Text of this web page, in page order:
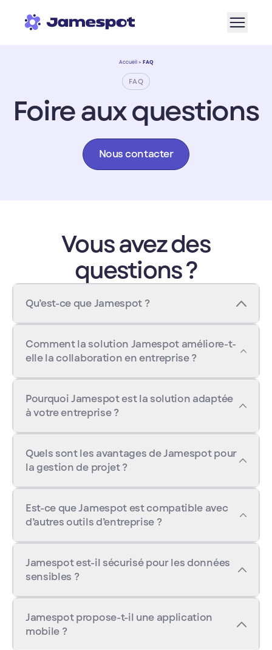
Accueil> FAQ
FAQ
Foire aux questions
Nous contacter
Vous avez des
questions ?
Qu’est-ce que Jamespot ?
Comment la solution Jamespot améliore-t-
elle la collaboration en entreprise ?
Pourquoi Jamespot est la solution adaptée
à votre entreprise ?
Quels sont les avantages de Jamespot pour
la gestion de projet ?
Est-ce que Jamespot est compatible avec
d’autres outils d’entreprise ?
Jamespot est-il sécurisé pour les données
sensibles ?
Jamespot propose-t-il une application
mobile ?